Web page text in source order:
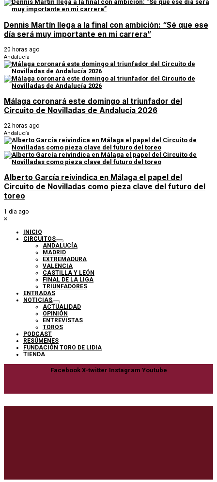
Dennis Martín llega a la final con ambición: “Sé que ese
día será muy importante en mi carrera”
20 horas ago
Andalucía
Málaga coronará este domingo al triunfador del
Circuito de Novilladas de Andalucía 2026
22 horas ago
Andalucía
Alberto García reivindica en Málaga el papel del
Circuito de Novilladas como pieza clave del futuro del
toreo
1 día ago
×
INICIO
CIRCUITOS
ANDALUCÍA
MADRID
EXTREMADURA
VALENCIA
CASTILLA Y LEÓN
FINAL DE LA LIGA
TRIUNFADORES
ENTRADAS
NOTICIAS
ACTUALIDAD
OPINIÓN
ENTREVISTAS
TOROS
PODCAST
RESÚMENES
FUNDACIÓN TORO DE LIDIA
TIENDA
Facebook X-twitter Instagram Youtube